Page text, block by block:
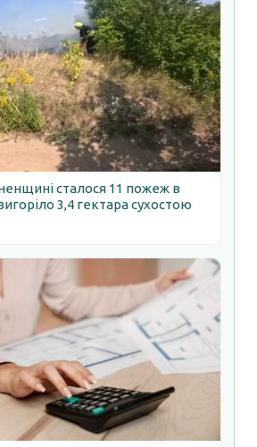
сталося 11 пожеж в
3,4 гектара сухостою